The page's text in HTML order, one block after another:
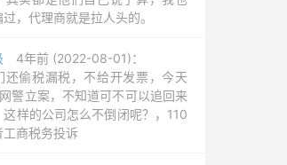
，代理商就是拉人头的。
4年前 (2022-08-01)：
还偷税漏税，不给开发票，今天
警立案，不知道可不可以追回来
这样的公司怎么不倒闭呢？，110
工商税务投诉